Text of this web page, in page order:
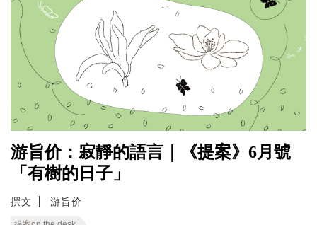
游旨价：寂靜的語言｜《提案》6月號
「有樹的日子」
撰文 游旨价